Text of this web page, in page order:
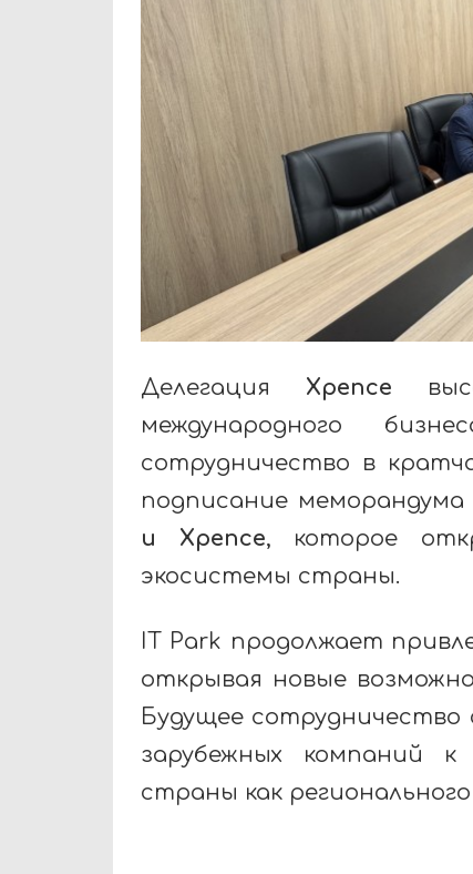
Делегация Xpence
международного
сотрудничество в
подписание
и Xpence, которое
экосистемы страны.
IT Park продолжает
открывая новые
Будущее
зарубежных компаний
страны как